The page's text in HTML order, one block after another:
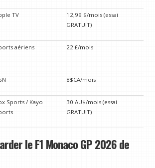
TV
12,99 $/mois (essai
GRATUIT)
aériens 22 £/mois
8$CA/mois
Sports / Kayo
30 AU$/mois (essai
GRATUIT)
le F1 Monaco GP 2026 de